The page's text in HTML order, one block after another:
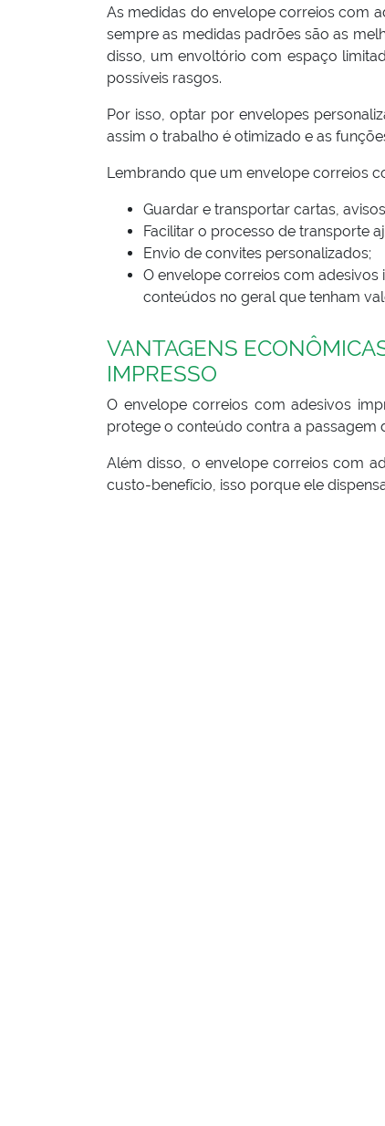
As medidas do envelope correios com
sempre as medidas padrões são as
disso, um envoltório com espaço
possíveis rasgos.
Por isso, optar por envelopes
assim o trabalho é otimizado e as
Lembrando que um envelope correios
Guardar e transportar cartas,
Facilitar o processo de transporte
Envio de convites personalizados;
O envelope correios com
conteúdos no geral que tenham
VANTAGENS
IMPRESSO
O envelope correios com adesivos
protege o conteúdo contra a passagem
Além disso, o envelope correios com
custo-benefício, isso porque ele